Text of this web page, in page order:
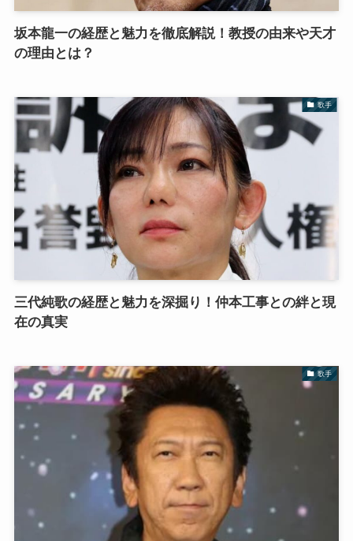
坂本龍一の経歴と魅力を徹底解説！教授の由来や天才
の理由とは？
歌手
三代純歌の経歴と魅力を深掘り！仲本工事との絆と現
在の真実
歌手